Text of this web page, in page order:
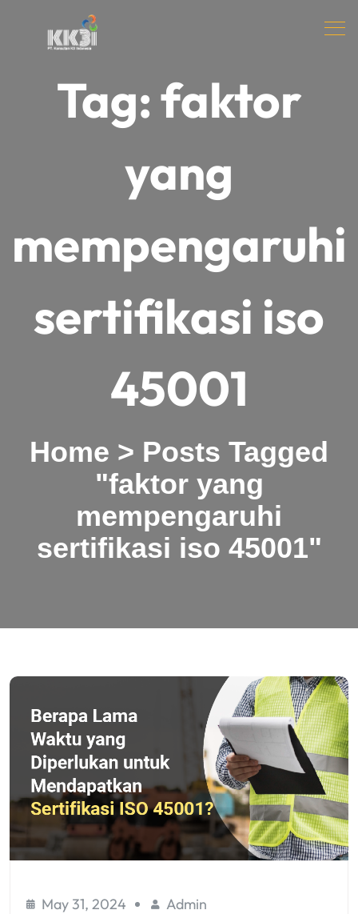
Tag:faktor
yang
mempengaruhi
sertifikasi iso
45001
Home > Posts Tagged
"faktor yang
mempengaruhi
sertifikasi iso 45001"
May 31, 2024 Admin